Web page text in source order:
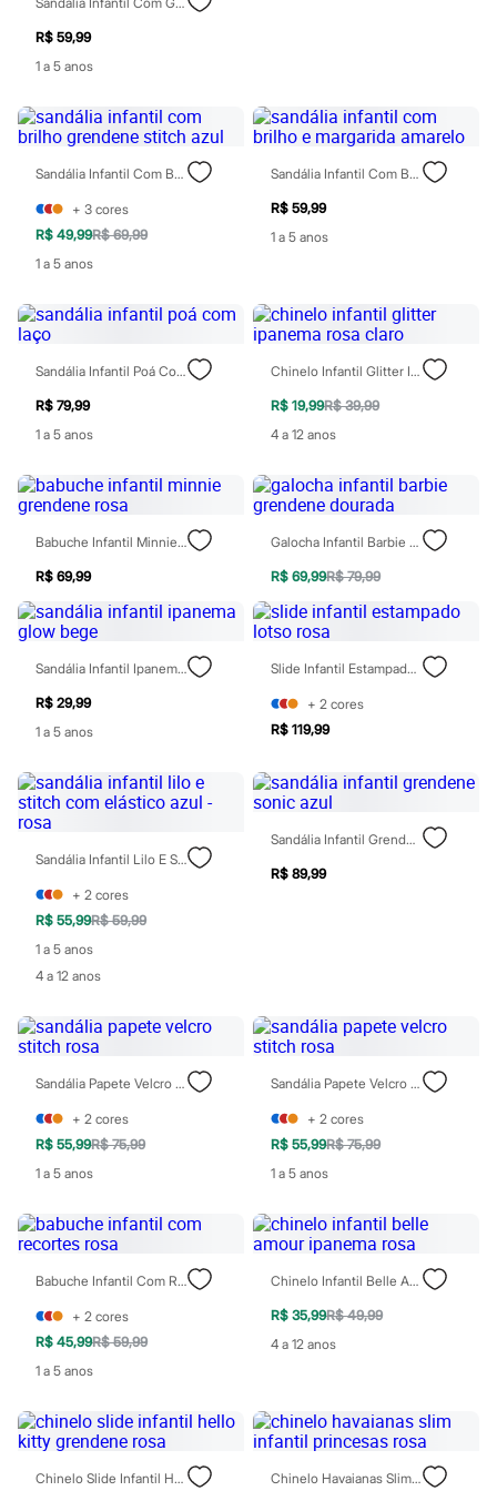
Moda esportiva
Shorts e Saias
Vestidos
Masculino
Inverno
Novidades
Roupas
Bermudas
Calças
Camisetas e Regatas
Casacos e Jaquetas
Jeans
Acessórios
Bolsas e Mochilas
Chapéus e Bonés
Cintos
Carteiras
Óculos
Relógios
Botas
Chinelos
Sapatos
Sandálias e Papetes
Tênis
Moda esportiva
Acessórios
Bermudas
Camisetas
Calçados
Regatas
Moda íntima
Cuecas
Pijamas
Moda praia
Personagens
Plus size
Blusas e Camisetas
Calças
Camisas
Casacos e Jaquetas
Jeans
Moda esportiva
Shorts e Bermudas
Infantil
Em alta
Arrumadinho para os meninos
Romântico para as meninas
Inverno
Novidades
Roupas menina
0 a 24 meses
1 a 5 anos
10 a 16 anos
Roupas menino
0 a 24 meses
1 a 5 anos
4 a 12 anos
10 a 16 anos
Acessórios
Recém-nascido
Bolsas e Mochilas
Calçados
Botas
Chinelos
Pantufas
R$ 59,99
1 a 5 anos
Sandália Infantil Com Brilho Grendene Stitch Azul
+ 3 cores
R$ 49,99R$ 69,99
1 a 5 anos
Sandália Infantil Com Brilho E Margarida Amarelo
R$ 59,99
1 a 5 anos
Sandália Infantil Poá Com Laço
R$ 79,99
1 a 5 anos
Chinelo Infantil Glitter Ipanema Rosa Claro
R$ 19,99R$ 39,99
4 a 12 anos
Babuche Infantil Minnie Grendene Rosa
R$ 69,99
Galocha Infantil Barbie Grendene Dourada
R$ 69,99R$ 79,99
Sandália Infantil Ipanema Glow Bege
R$ 29,99
1 a 5 anos
Slide Infantil Estampado Lotso Rosa
+ 2 cores
R$ 119,99
Sandália Infantil Lilo E Stitch Com Elástico Azul - Rosa
+ 2 cores
R$ 55,99R$ 59,99
1 a 5 anos
4 a 12 anos
Sandália Infantil Grendene Sonic Azul
R$ 89,99
Sandália Papete Velcro Stitch Rosa
+ 2 cores
R$ 55,99R$ 75,99
1 a 5 anos
Sandália Papete Velcro Stitch Rosa
+ 2 cores
R$ 55,99R$ 75,99
1 a 5 anos
Babuche Infantil Com Recortes Rosa
+ 2 cores
R$ 45,99R$ 59,99
1 a 5 anos
Chinelo Infantil Belle Amour Ipanema Rosa
R$ 35,99R$ 49,99
4 a 12 anos
Chinelo Slide Infantil Hello Kitty Grendene Rosa Chinelo Havaianas Slim Infantil Princesas Rosa